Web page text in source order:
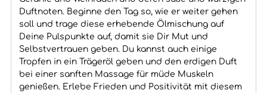
Duftnoten. Beginne den Tag so, wie er weiter gehen
soll und trage diese erhebende Ölmischung auf
Deine Pulspunkte auf, damit sie Dir Mut und
Selbstvertrauen geben. Du kannst auch einige
Tropfen in ein Trägeröl geben und den erdigen Duft
bei einer sanften Massage für müde Muskeln
genießen. Erlebe Frieden und Positivität mit diesem